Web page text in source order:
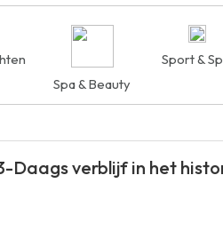
Spa & Beauty
Sport &
Daags verblijf in het